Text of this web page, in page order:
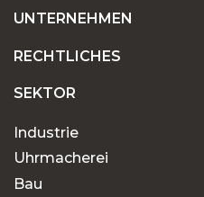
UNTERNEHMEN
RECHTLICHES
SEKTOR
Industrie
Uhrmacherei
Bau